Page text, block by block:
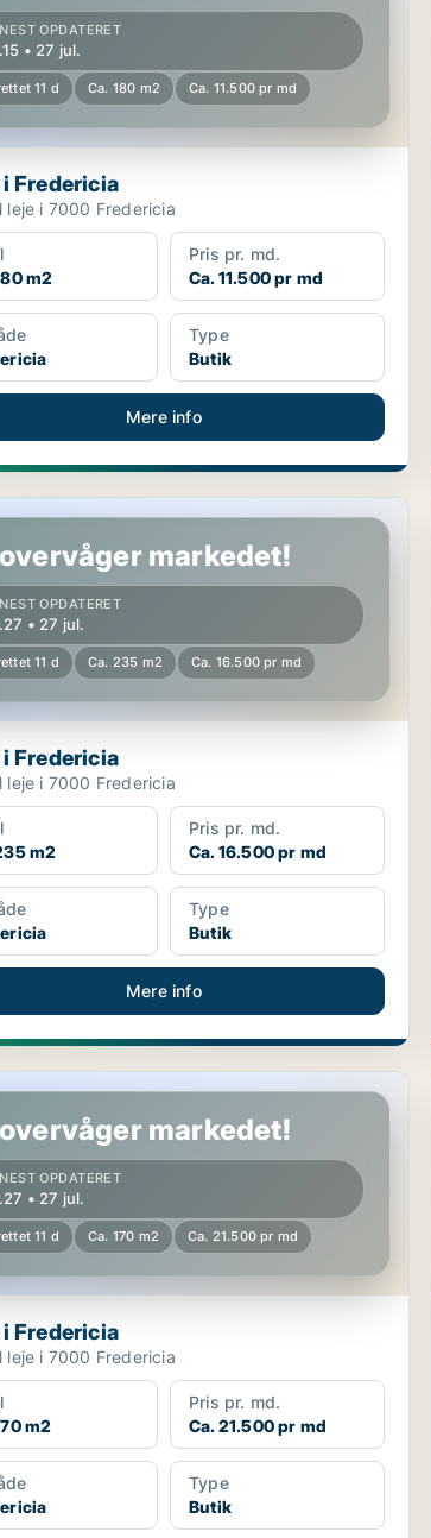
OPDATERET
• 27 jul.
11 d Ca. 180 m2 Ca. 11.500 pr md
Fredericia
leje i 7000 Fredericia
m2
Pris pr. md.
Ca. 11.500 pr md
Type
Butik
Mere info
markedet!
OPDATERET
• 27 jul.
11 d Ca. 235 m2 Ca. 16.500 pr md
Fredericia
leje i 7000 Fredericia
m2
Pris pr. md.
Ca. 16.500 pr md
Type
Butik
Mere info
markedet!
OPDATERET
• 27 jul.
11 d Ca. 170 m2 Ca. 21.500 pr md
Fredericia
leje i 7000 Fredericia
m2
Pris pr. md.
Ca. 21.500 pr md
Type
Butik